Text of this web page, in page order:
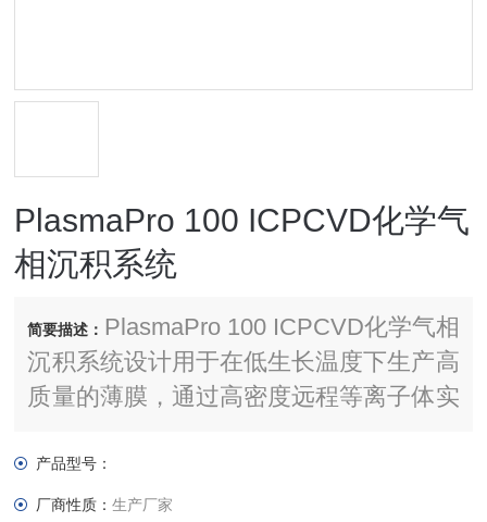
PlasmaPro 100 ICPCVD化学气
相沉积系统
简要描述： PlasmaPro 100 ICPCVD化学气相
沉积系统设计用于在低生长温度下生产高
质量的薄膜，通过高密度远程等离子体实
基板损伤。
产品型号：
厂商性质：生产厂家